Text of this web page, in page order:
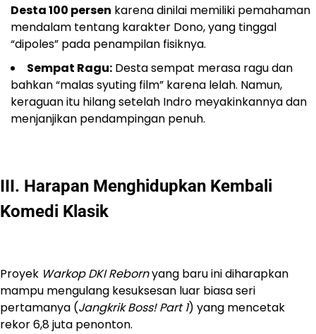
Desta 100 persen karena dinilai memiliki pemahaman
mendalam tentang karakter Dono, yang tinggal
“dipoles” pada penampilan fisiknya.
Sempat Ragu: Desta sempat merasa ragu dan
bahkan “malas syuting film” karena lelah. Namun,
keraguan itu hilang setelah Indro meyakinkannya dan
menjanjikan pendampingan penuh.
III. Harapan Menghidupkan Kembali
Komedi Klasik
Proyek Warkop DKI Rebornyang baru ini diharapkan
mampu mengulang kesuksesan luar biasa seri
pertamanya (Jangkrik Boss! Part 1) yang mencetak
rekor 6,8 juta penonton.